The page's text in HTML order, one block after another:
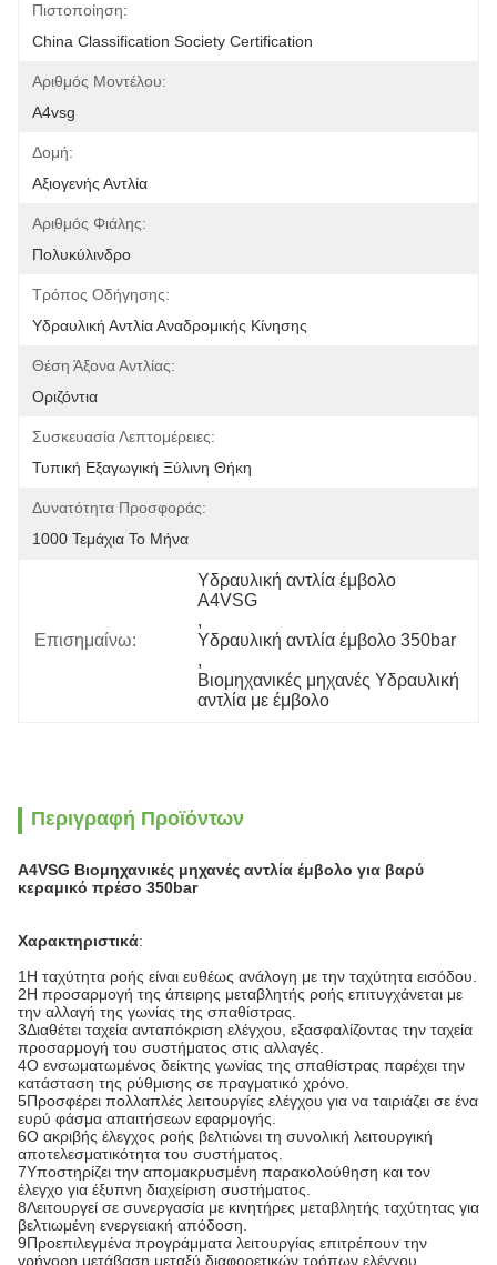
Πιστοποίηση:
China Classification Society Certification
Αριθμός Μοντέλου:
Α4vsg
Δομή:
Αξιογενής Αντλία
Αριθμός Φιάλης:
Πολυκύλινδρο
Τρόπος Οδήγησης:
Υδραυλική Αντλία Αναδρομικής Κίνησης
Θέση Άξονα Αντλίας:
Οριζόντια
Συσκευασία Λεπτομέρειες:
Τυπική Εξαγωγική Ξύλινη Θήκη
Δυνατότητα Προσφοράς:
1000 Τεμάχια Το Μήνα
Επισημαίνω:
Υδραυλική αντλία έμβολο
A4VSG
,
Υδραυλική αντλία έμβολο 350bar
,
Βιομηχανικές μηχανές Υδραυλική
αντλία με έμβολο
Περιγραφή Προϊόντων
A4VSG Βιομηχανικές μηχανές αντλία έμβολο για βαρύ
κεραμικό πρέσο 350bar
Χαρακτηριστικά:
1Η ταχύτητα ροής είναι ευθέως ανάλογη με την ταχύτητα εισόδου.
2Η προσαρμογή της άπειρης μεταβλητής ροής επιτυγχάνεται με
την αλλαγή της γωνίας της σπαθίστρας.
3Διαθέτει ταχεία ανταπόκριση ελέγχου, εξασφαλίζοντας την ταχεία
προσαρμογή του συστήματος στις αλλαγές.
4Ο ενσωματωμένος δείκτης γωνίας της σπαθίστρας παρέχει την
κατάσταση της ρύθμισης σε πραγματικό χρόνο.
5Προσφέρει πολλαπλές λειτουργίες ελέγχου για να ταιριάζει σε ένα
ευρύ φάσμα απαιτήσεων εφαρμογής.
6Ο ακριβής έλεγχος ροής βελτιώνει τη συνολική λειτουργική
αποτελεσματικότητα του συστήματος.
7Υποστηρίζει την απομακρυσμένη παρακολούθηση και τον
έλεγχο για έξυπνη διαχείριση συστήματος.
8Λειτουργεί σε συνεργασία με κινητήρες μεταβλητής ταχύτητας για
βελτιωμένη ενεργειακή απόδοση.
9Προεπιλεγμένα προγράμματα λειτουργίας επιτρέπουν την
γρήγορη μετάβαση μεταξύ διαφορετικών τρόπων ελέγχου.